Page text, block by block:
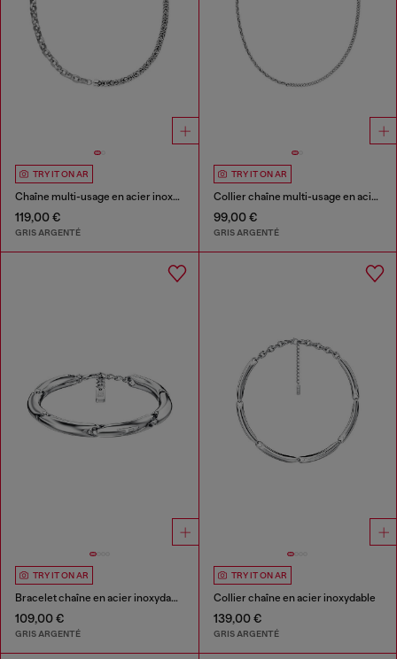
TRY IT ON AR
Chaîne multi-usage en acier inoxydable
119,00 €
GRIS ARGENTÉ
TRY IT ON AR
Collier chaîne multi-usage en acier inoxydable
99,00 €
GRIS ARGENTÉ
TRY IT ON AR
Bracelet chaîne en acier inoxydable
109,00 €
GRIS ARGENTÉ
TRY IT ON AR
Collier chaîne en acier inoxydable
139,00 €
GRIS ARGENTÉ